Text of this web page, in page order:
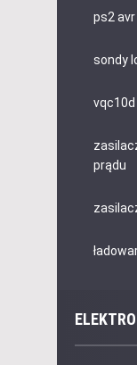
ps2 avr
sondy
vqc10d
prądu